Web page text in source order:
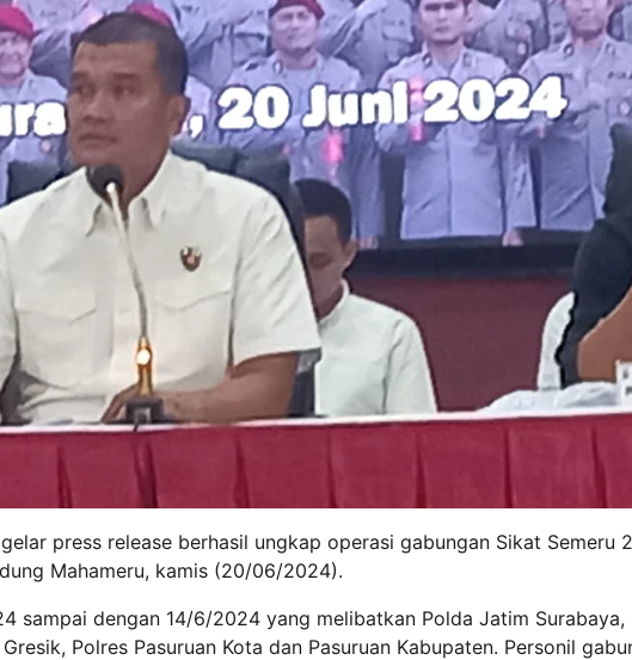
press release berhasil ungkap operasi gabungan Sikat Semeru
Mahameru, kamis (20/06/2024).
sampai dengan 14/6/2024 yang melibatkan Polda Jatim Surabaya,
Polres Pasuruan Kota dan Pasuruan Kabupaten. Personil